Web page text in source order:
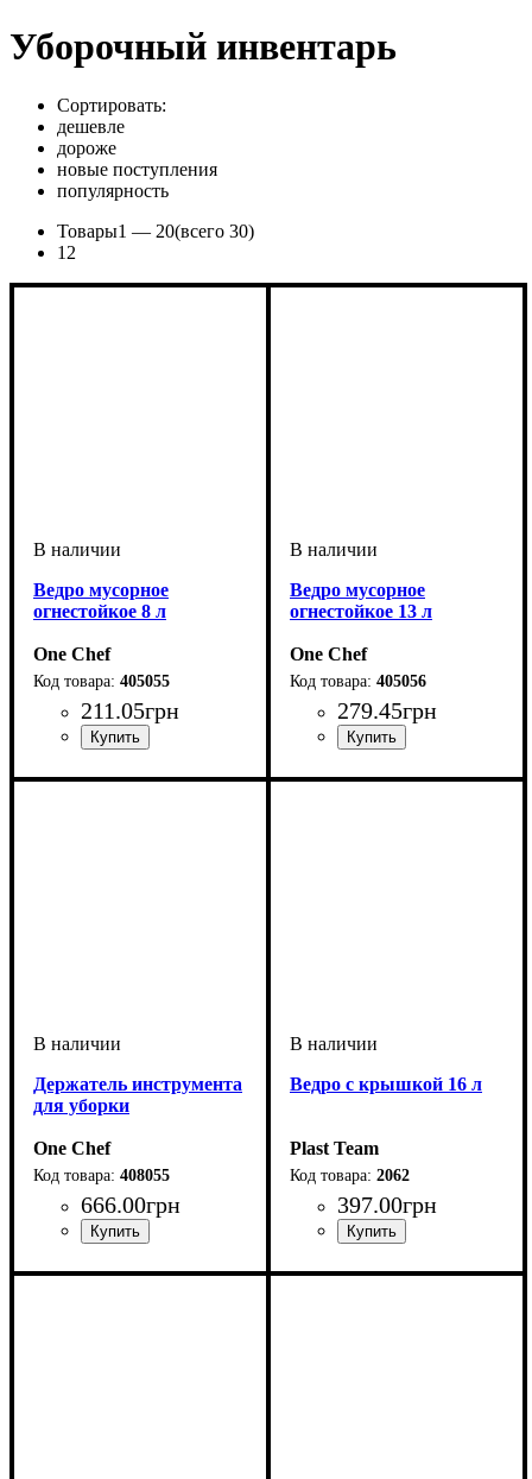
Уборочный инвентарь
Сортировать:
дешевле
дороже
новые поступления
популярность
Товары1 — 20(всего 30)
1 2
Ведро мусорное
огнестойкое 8 л
One Chef
405055
211.05грн
Ведро мусорное
огнестойкое 13 л
One Chef
405056
279.45грн
Держатель инструмента
для уборки
One Chef
408055
666.00грн
Ведро с крышкой 16 л
Plast Team
2062
397.00грн